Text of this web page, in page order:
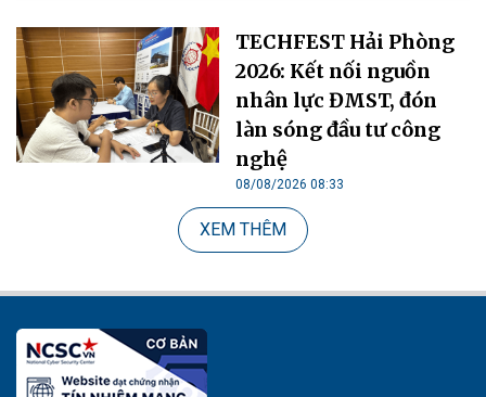
TECHFEST Hải Phòng
2026: Kết nối nguồn
nhân lực ĐMST, đón
làn sóng đầu tư công
nghệ
08/08/2026 08:33
XEM THÊM